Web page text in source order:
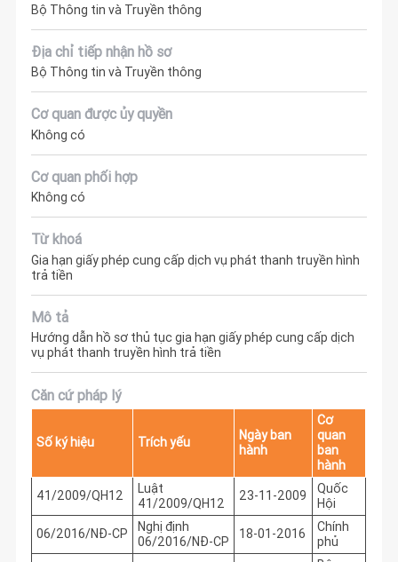
Bộ Thông tin và Truyền thông
Địa chỉ tiếp nhận hồ sơ
Bộ Thông tin và Truyền thông
Cơ quan được ủy quyền
Không có
Cơ quan phối hợp
Không có
Từ khoá
Gia hạn giấy phép cung cấp dịch vụ phát thanh truyền hình
trả tiền
Mô tả
Hướng dẫn hồ sơ thủ tục gia hạn giấy phép cung cấp dịch
vụ phát thanh truyền hình trả tiền
Căn cứ pháp lý
Số ký hiệu Trích yếu
Ngày ban
hành
Cơ
quan
ban
hành
41/2009/QH12
Luật
41/2009/QH12
23-11-2009
Quốc
Hội
06/2016/NĐ-CP
Nghị định
06/2016/NĐ-CP
18-01-2016
Chính
phủ